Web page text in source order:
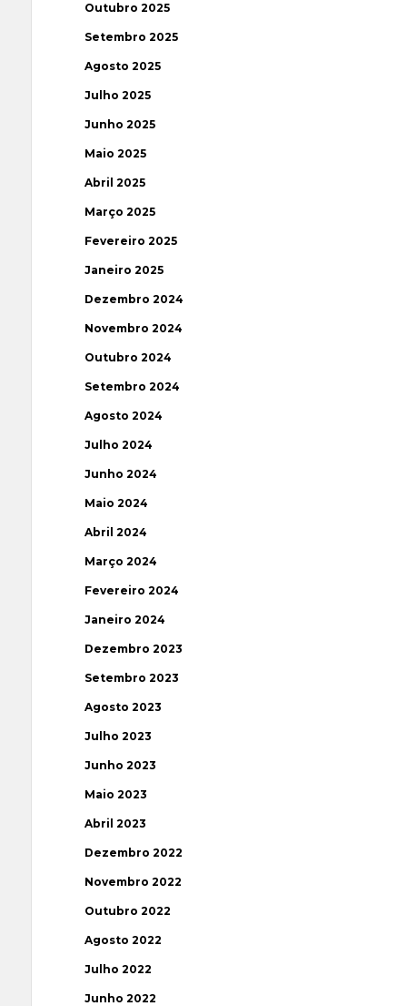
Outubro 2025
Setembro 2025
Agosto 2025
Julho 2025
Junho 2025
Maio 2025
Abril 2025
Março 2025
Fevereiro 2025
Janeiro 2025
Dezembro 2024
Novembro 2024
Outubro 2024
Setembro 2024
Agosto 2024
Julho 2024
Junho 2024
Maio 2024
Abril 2024
Março 2024
Fevereiro 2024
Janeiro 2024
Dezembro 2023
Setembro 2023
Agosto 2023
Julho 2023
Junho 2023
Maio 2023
Abril 2023
Dezembro 2022
Novembro 2022
Outubro 2022
Agosto 2022
Julho 2022
Junho 2022